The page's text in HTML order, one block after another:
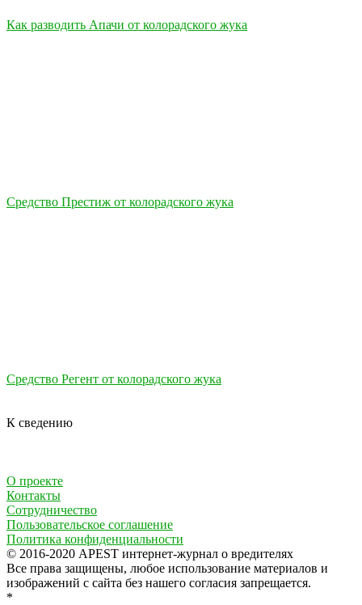
Как разводить Апачи от колорадского жука
Средство Престиж от колорадского жука
Средство Регент от колорадского жука
К сведению
О проекте
Контакты
Сотрудничество
Пользовательское соглашение
Политика конфиденциальности
© 2016-2020 APEST интернет-журнал о вредителях
Все права защищены, любое использование материалов и
изображений с сайта без нашего согласия запрещается.
*